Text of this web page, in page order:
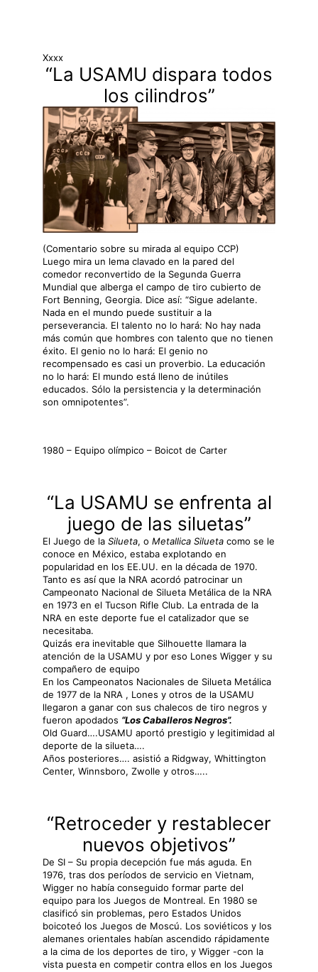
Xxxx
“La USAMU dispara todos
los cilindros”
(Comentario sobre su mirada al equipo CCP)
Luego mira un lema clavado en la pared del
comedor reconvertido de la Segunda Guerra
Mundial que alberga el campo de tiro cubierto de
Fort Benning, Georgia. Dice así: “Sigue adelante.
Nada en el mundo puede sustituir a la
perseverancia. El talento no lo hará: No hay nada
más común que hombres con talento que no tienen
éxito. El genio no lo hará: El genio no
recompensado es casi un proverbio. La educación
no lo hará: El mundo está lleno de inútiles
educados. Sólo la persistencia y la determinación
son omnipotentes”.
1980 – Equipo olímpico – Boicot de Carter
“La USAMU se enfrenta al
juego de las siluetas”
El Juego de la Silueta, o Metallica Silueta como se le
conoce en México, estaba explotando en
popularidad en los EE.UU. en la década de 1970.
Tanto es así que la NRA acordó patrocinar un
Campeonato Nacional de Silueta Metálica de la NRA
en 1973 en el Tucson Rifle Club. La entrada de la
NRA en este deporte fue el catalizador que se
necesitaba.
Quizás era inevitable que Silhouette llamara la
atención de la USAMU y por eso Lones Wigger y su
compañero de equipo
En los Campeonatos Nacionales de Silueta Metálica
de 1977 de la NRA , Lones y otros de la USAMU
llegaron a ganar con sus chalecos de tiro negros y
fueron apodados “Los Caballeros Negros”.
Old Guard….USAMU aportó prestigio y legitimidad al
deporte de la silueta….
Años posteriores…. asistió a Ridgway, Whittington
Center, Winnsboro, Zwolle y otros…..
“Retroceder y restablecer
nuevos objetivos”
De SI – Su propia decepción fue más aguda. En
1976, tras dos períodos de servicio en Vietnam,
Wigger no había conseguido formar parte del
equipo para los Juegos de Montreal. En 1980 se
clasificó sin problemas, pero Estados Unidos
boicoteó los Juegos de Moscú. Los soviéticos y los
alemanes orientales habían ascendido rápidamente
a la cima de los deportes de tiro, y Wigger -con la
vista puesta en competir contra ellos en los Juegos